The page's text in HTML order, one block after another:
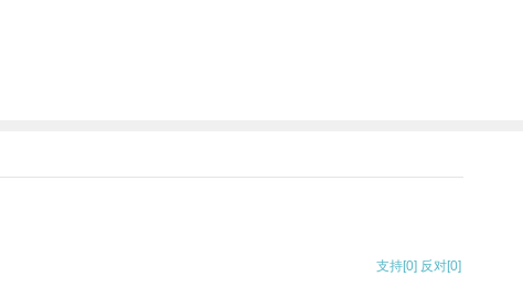
支持[0] 反对[0]